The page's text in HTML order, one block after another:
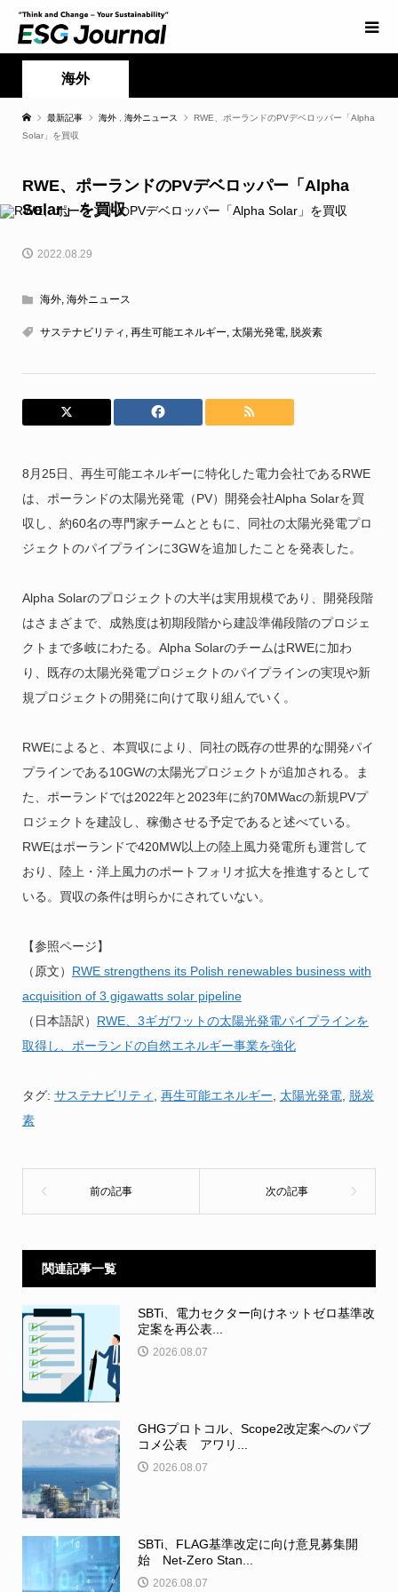
海外
最新記事 海外 海外ニュース
RWE、ポーランドのPVデベロッパー「Alpha
Solar」を買収
RWE、ポーランドのPVデベロッパー「Alpha
Solar」を買収
2022.08.29
海外, 海外ニュース
サステナビリティ , 再生可能エネルギー, 太陽光発電, 脱炭素
8月25日、再生可能エネルギーに特化した電力会社であるRWE
は、ポーランドの太陽光発電（PV）開発会社Alpha Solarを買
収し、約60名の専門家チームとともに、同社の太陽光発電プロ
ジェクトのパイプラインに3GWを追加したことを発表した。
Alpha Solarのプロジェクトの大半は実用規模であり、開発段階
はさまざまで、成熟度は初期段階から建設準備段階のプロジェ
クトまで多岐にわたる。Alpha SolarのチームはRWEに加わ
り、既存の太陽光発電プロジェクトのパイプラインの実現や新
規プロジェクトの開発に向けて取り組んでいく。
RWEによると、本買収により、同社の既存の世界的な開発パイ
プラインである10GWの太陽光プロジェクトが追加される。ま
た、ポーランドでは2022年と2023年に約70MWacの新規PVプ
ロジェクトを建設し、稼働させる予定であると述べている。
RWEはポーランドで420MW以上の陸上風力発電所も運営して
おり、陸上・洋上風力のポートフォリオ拡大を推進するとして
いる。買収の条件は明らかにされていない。
【参照ページ】
（原文） RWE strengthens its Polish renewables business with
acquisition of 3 gigawatts solar pipeline
（日本語訳） RWE、3ギガワットの太陽光発電パイプラインを
取得し、ポーランドの自然エネルギー事業を強化
タグ: サステナビリティ 再生可能エネルギー 太陽光発電, 脱炭
素
関連記事一覧
SBTi、電力セクター向けネットゼロ基準改
定案を再公表...
2026.08.07
GHGプロトコル、Scope2改定案へのパブ
コメ公表 アワリ...
2026.08.07
SBTi、FLAG基準改定に向け意見募集開
始 Net-Zero Stan...
2026.08.07